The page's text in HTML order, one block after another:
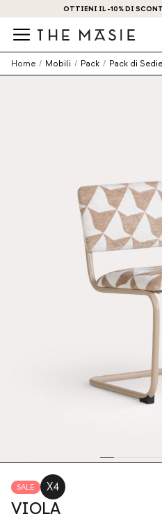
OTTIENI IL -10% DI
Home / Mobili / Pack / Pack di Sedie
SALE X4
VIOLA